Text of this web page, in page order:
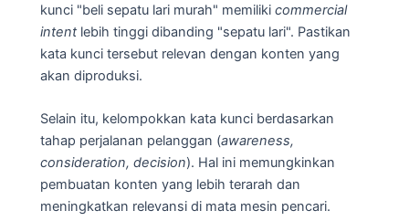
kunci "beli sepatu lari murah" memiliki commercial
intentlebih tinggi dibanding "sepatu lari". Pastikan
kata kunci tersebut relevan dengan konten yang
akan diproduksi.
Selain itu, kelompokkan kata kunci berdasarkan
tahap perjalanan pelanggan (awareness,
consideration, decision). Hal ini memungkinkan
pembuatan konten yang lebih terarah dan
meningkatkan relevansi di mata mesin pencari.